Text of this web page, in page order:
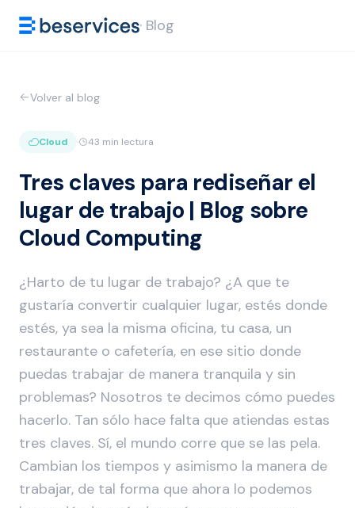
· Blog
Volver al blog
Cloud · 43 min lectura
Tres claves para rediseñar el
lugar de trabajo | Blog sobre
Cloud Computing
¿Harto de tu lugar de trabajo? ¿A que te
gustaría convertir cualquier lugar, estés donde
estés, ya sea la misma oficina, tu casa, un
restaurante o cafetería, en ese sitio donde
puedas trabajar de manera tranquila y sin
problemas? Nosotros te decimos cómo puedes
hacerlo. Tan sólo hace falta que atiendas estas
tres claves. Sí, el mundo corre que se las pela.
Cambian los tiempos y asimismo la manera de
trabajar, de tal forma que ahora lo podemos